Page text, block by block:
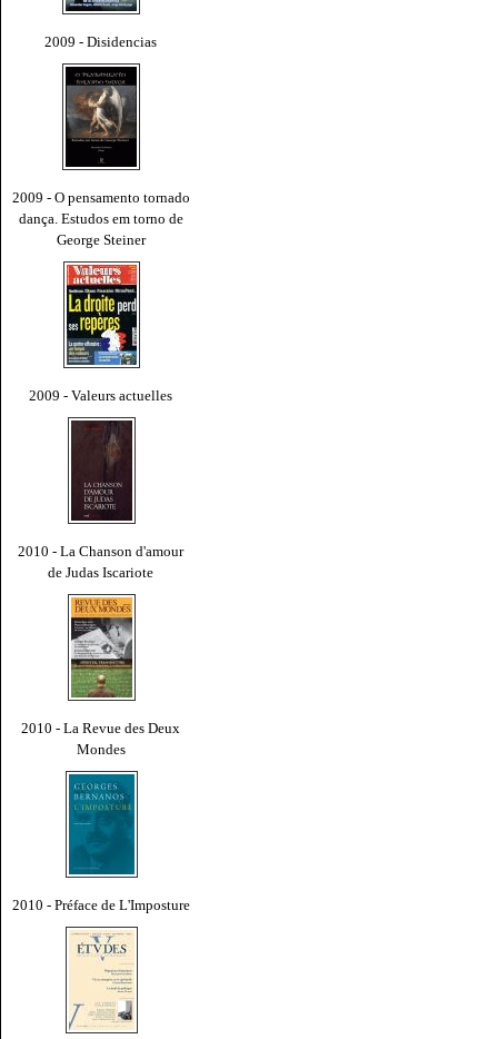
2009 - Disidencias
2009 - O pensamento tornado
dança. Estudos em torno de
George Steiner
2009 - Valeurs actuelles
2010 - La Chanson d'amour
de Judas Iscariote
2010 - La Revue des Deux
Mondes
2010 - Préface de L'Imposture